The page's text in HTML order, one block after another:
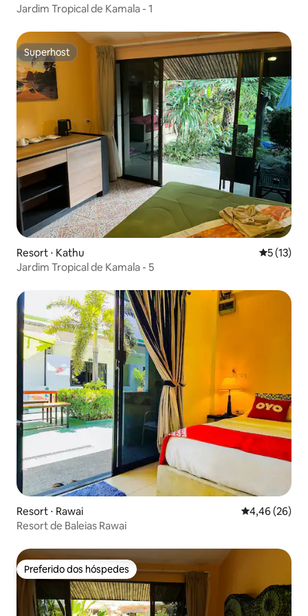
Jardim Tropical de Kamala - 1
Superhost
Superhost
Resort ⋅ Kathu 5 de uma
5 (13)
Jardim Tropical de Kamala - 5
Resort ⋅ Rawai 4,46 de uma
4,46 (26)
Resort de Baleias Rawai
Preferido dos hóspedes
Preferido dos hóspedes